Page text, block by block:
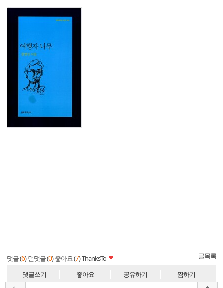
댓글 (6) 먼댓글 (0) 좋아요 (7)ThanksTo 글목록
댓글쓰기 좋아요 공유하기 찜하기